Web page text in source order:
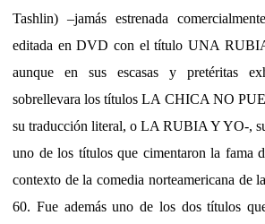
Tashlin) –jamás estrenada
editada en DVD con el título UNA
aunque en sus escasas y pretéritas
sobrellevara los títulos LA CHICA NO
su traducción literal, o LA RUBIA Y YO-,
uno de los títulos que cimentaron la fama
contexto de la comedia norteamericana de
60. Fue además uno de los dos títulos